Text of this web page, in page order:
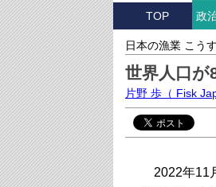
TOP 政
日本の漁業 こう
世界人口が
片野 歩 （ Fisk
2022年11